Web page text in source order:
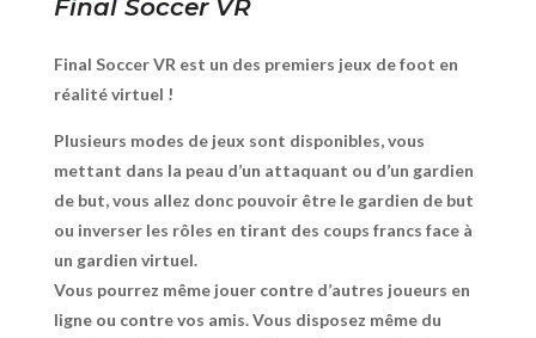
Final Soccer VR
Final Soccer VR est un des premiers jeux de foot en
réalité virtuel !
Plusieurs modes de jeux sont disponibles, vous
mettant dans la peau d’un attaquant ou d’un gardien
de but, vous allez donc pouvoir être le gardien de but
ou inverser les rôles en tirant des coups francs face à
un gardien virtuel.
Vous pourrez même jouer contre d’autres joueurs en
ligne ou contre vos amis. Vous disposez même du